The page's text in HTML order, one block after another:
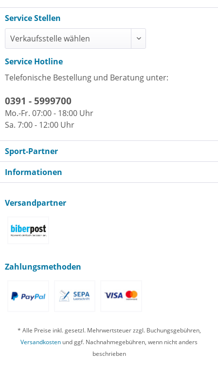
Service Stellen
Service Hotline
Telefonische Bestellung und Beratung unter:
0391 - 5999700
Mo.-Fr. 07:00 - 18:00 Uhr
Sa. 7:00 - 12:00 Uhr
Sport-Partner
Informationen
Versandpartner
Zahlungsmethoden
* Alle Preise inkl. gesetzl. Mehrwertsteuer zzgl. Buchungsgebühren,
Versandkosten und ggf. Nachnahmegebühren, wenn nicht anders
beschrieben